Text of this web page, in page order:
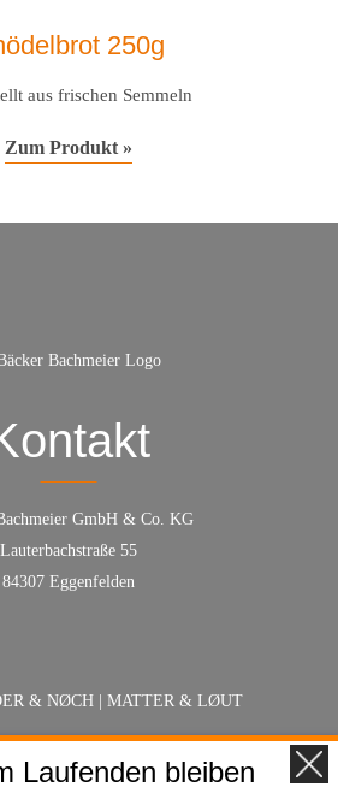
250g
aus frischen Semmeln
Zum Produkt »
GmbH & Co. KG
Lauterbachstraße 55
84307 Eggenfelden
& NØCH| MATTER & LØUT
Hinweisgeber Impressum Datenschutz
Laufenden bleiben